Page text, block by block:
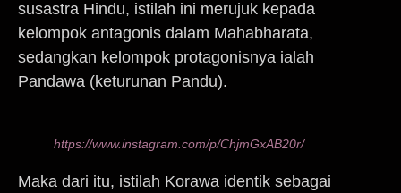
susastra Hindu, istilah ini merujuk kepada
kelompok antagonis dalam Mahabharata,
sedangkan kelompok protagonisnya ialah
Pandawa (keturunan Pandu).
https://www.instagram.com/p/ChjmGxAB20r/
Maka dari itu, istilah Korawa identik sebagai